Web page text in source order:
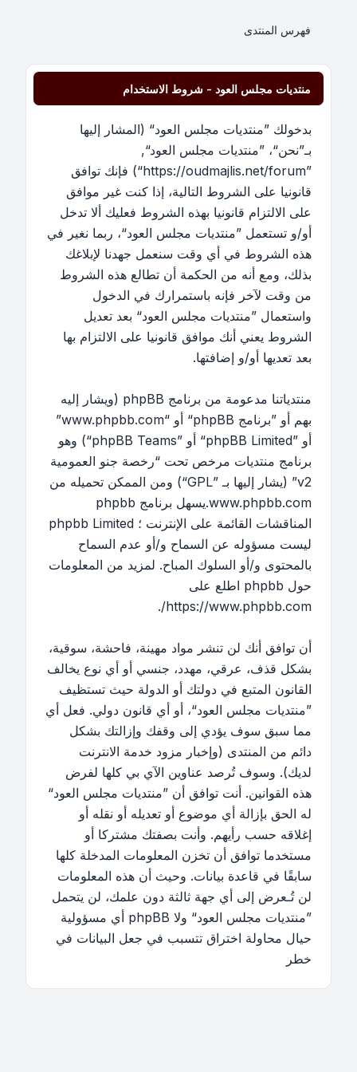
فهرس المنتدى
منتديات مجلس العود - شروط الاستخدام
بدخولك ”منتديات مجلس العود“ (المشار إليها
بـ”نحن“، ”منتديات مجلس العود“,
”https://oudmajlis.net/forum“) فإنك توافق
قانونيا على الشروط التالية، إذا كنت غير موافق
على الالتزام قانونيا بهذه الشروط فعليك ألا تدخل
أو/و تستعمل ”منتديات مجلس العود“، ربما نغير في
هذه الشروط في أي وقت سنعمل جهدنا لإبلاغك
بذلك، ومع أنه من الحكمة أن تطالع هذه الشروط
من وقت لآخر فإنه باستمرارك في الدخول
واستعمال ”منتديات مجلس العود“ بعد تعديل
الشروط يعني أنك موافق قانونيا على الالتزام بها
بعد تعديها أو/و إضافتها.
منتدياتنا مدعومة من برنامج phpBB (ويشار إليه
بهم أو ”برنامج phpBB“ أو “www.phpbb.com”
أو ”phpBB Limited“ أو ”phpBB Teams“) وهو
برنامج منتديات مرخص تحت “رخصة جنو العمومية
v2” (يشار إليها بـ ”GPL“) ومن الممكن تحميله من
www.phpbb.com
.يسهل برنامج phpbb
المناقشات القائمة على الإنترنت ؛ phpbb Limited
ليست مسؤوله عن السماح و/أو عدم السماح
بالمحتوى و/أو السلوك المباح. لمزيد من المعلومات
حول phpbb اطلع على
https://www.phpbb.com/
.
أن توافق أنك لن تنشر مواد مهينة، فاحشة، سوقية،
بشكل قذف، عرقي، مهدد، جنسي أو أي نوع يخالف
القانون المتبع في دولتك أو الدولة حيث تستظيف
”منتديات مجلس العود“، أو أي قانون دولي. فعل أي
مما سبق سوف يؤدي إلى وقفك وإزالتك بشكل
دائم من المنتدى (وإخبار مزود خدمة الانترنت
لديك). وسوف تُرصد عناوين الآي بي كلها لفرض
هذه القوانين. أنت توافق أن ”منتديات مجلس العود“
له الحق بإزالة أي موضوع أو تعديله أو نقله أو
إغلاقه حسب رأيهم. وأنت بصفتك مشتركا أو
مستخدما توافق أن تخزن المعلومات المدخلة كلها
سابقًا في قاعدة بيانات. وحيث أن هذه المعلومات
لن تُـعرض إلى أي جهة ثالثة دون علمك، لن يتحمل
”منتديات مجلس العود“ ولا phpBB أي مسؤولية
حيال محاولة اختراق تتسبب في جعل البيانات في
خطر